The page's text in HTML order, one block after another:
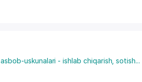
uskunalari - ishlab chiqarish, sotish...